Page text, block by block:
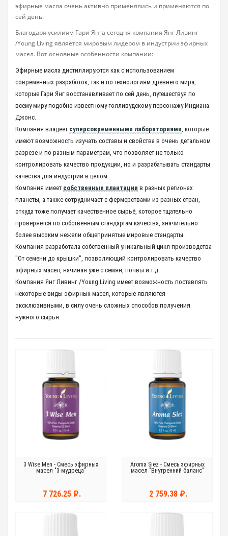
эфирные масла очень активно применялись и применяются по
сей день.
Благодаря усилиям Гари Янга сегодня компания Янг Ливинг
/Young Living является мировым лидером в индустрии эфирных
масел. Вот основные особенности компании:
Эфирные масла дистиллируются как с использованием
современных разработок, так и по технологиям древнего мира,
которые Гари Янг восстанавливает по сей день, путешествуя по
всему миру подобно известному голливудскому персонажу Индиана
Джонс.
Компания владеет суперсовременными лабораториями, которые
имеют возможность изучать составы и свойства в очень детальном
разрезе и по разным параметрам, что позволяет не только
контролировать качество продукции, но и разрабатывать стандарты
качества для индустрии в целом.
Компания имеет собственные плантации в разных регионах
планеты, а также сотрудничает с фермерствами из разных стран,
откуда тоже получает качественное сырьё, которое тщательно
проверяется по собственным стандартам качества, значительно
более высоким нежели общепринятые мировые стандарты.
Компания разработала собственный уникальный цикл производства
"От семени до крышки", позволяющий контролировать качество
эфирных масел, начиная уже с семян, почвы и т.д.
Компания Янг Ливинг /Young Living имеет возможность поставлять
некоторые виды эфирных масел, которые являются
эксклюзивными, в силу очень сложных способов получения
нужного сырья.
3 Wise Men - Смесь эфирных
масел "3 мудреца"
7 726.25 ₽.
Aroma Siez - Смесь эфирных
масел "Внутренний баланс"
2 759.38 ₽.